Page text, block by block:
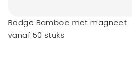
Badge Bamboe met magneet
vanaf 50 stuks